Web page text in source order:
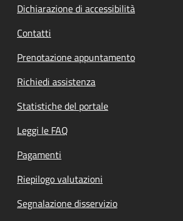
Dichiarazione di accessibilità
Contatti
Prenotazione appuntamento
Richiedi assistenza
Statistiche del portale
Leggi le FAQ
Pagamenti
Riepilogo valutazioni
Segnalazione disservizio